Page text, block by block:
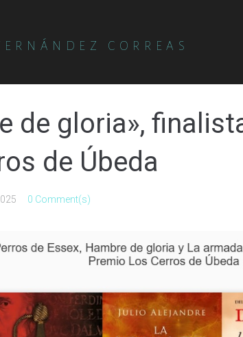
CORREAS
de gloria»,
de Úbeda
0 Comment(s)